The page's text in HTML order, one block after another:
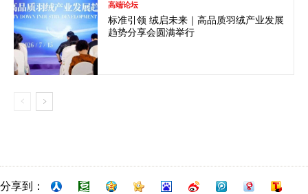
高端论坛
标准引领 绒启未来｜高品质羽绒产业发展
趋势分享会圆满举行
分享到：